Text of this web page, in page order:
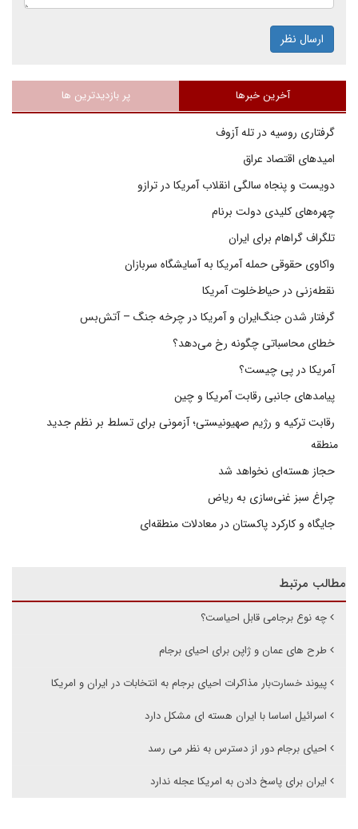
ارسال نظر
آخرین خبرها پر بازدیدترین ها
گرفتاری روسیه در تله آزوف
امیدهای اقتصاد عراق
دویست و پنجاه سالگی انقلاب آمریکا در ترازو
چهره‌های کلیدی دولت برنام
تلگراف گراهام برای ایران
واکاوی حقوقی حمله آمریکا به آسایشگاه سربازان
نقطه‌زنی در حیاط‌خلوت آمریکا
گرفتار شدن جنگ‌ایران و آمریکا در چرخه جنگ – آتش‌بس
خطای محاسباتی چگونه رخ می‌دهد؟
آمریکا در پی چیست؟
پیامدهای جانبی رقابت آمریکا و چین
رقابت ترکیه و رژیم صهیونیستی؛ آزمونی برای تسلط بر نظم جدید
منطقه
حجاز هسته‌ای نخواهد شد
چراغ سبز غنی‌سازی به ریاض
جایگاه و کارکرد پاکستان در معادلات منطقه‌ای
مطالب مرتبط
چه نوع برجامی قابل احیاست؟
طرح های عمان و ژاپن برای احیای برجام
پیوند خسارت‌بار مذاکرات احیای برجام به انتخابات در ایران و امریکا
اسرائیل اساسا با ایران هسته ای مشکل دارد
احیای برجام دور از دسترس به نظر می رسد
ایران برای پاسخ دادن به امریکا عجله ندارد